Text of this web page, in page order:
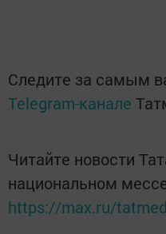
Следите за самым
Telegram-канале
Читайте новости
национальном
https://max.ru/